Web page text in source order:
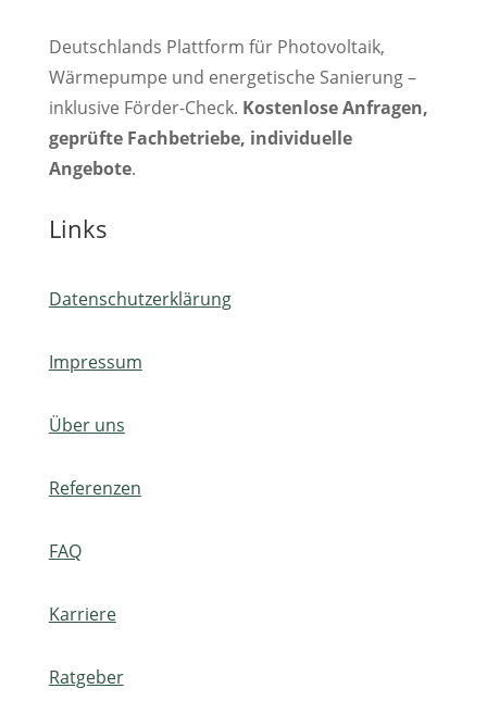
Deutschlands Plattform für Photovoltaik,
Wärmepumpe und energetische Sanierung –
inklusive Förder-Check. Kostenlose Anfragen,
geprüfte Fachbetriebe, individuelle
Angebote.
Links
Datenschutzerklärung
Impressum
Über uns
Referenzen
FAQ
Karriere
Ratgeber